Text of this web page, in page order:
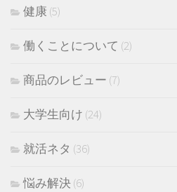
健康 (5)
働くことについて (2)
商品のレビュー (7)
大学生向け (24)
就活ネタ (36)
悩み解決(6)